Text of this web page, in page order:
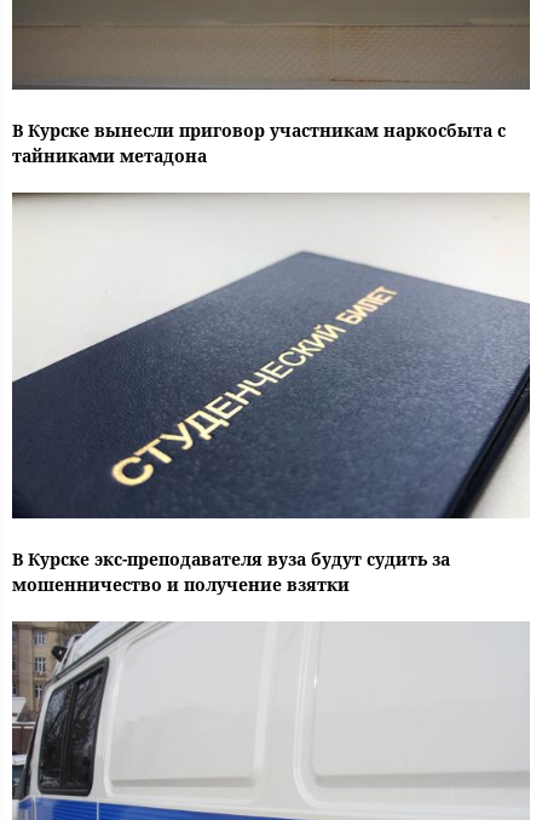
В Курске вынесли приговор участникам наркосбыта с
тайниками метадона
В Курске экс-преподавателя вуза будут судить за
мошенничество и получение взятки